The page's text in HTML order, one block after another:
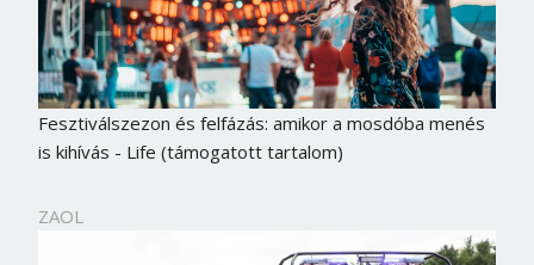
Fesztiválszezon és felfázás: amikor a mosdóba menés
is kihívás - Life (támogatott tartalom)
ZAOL